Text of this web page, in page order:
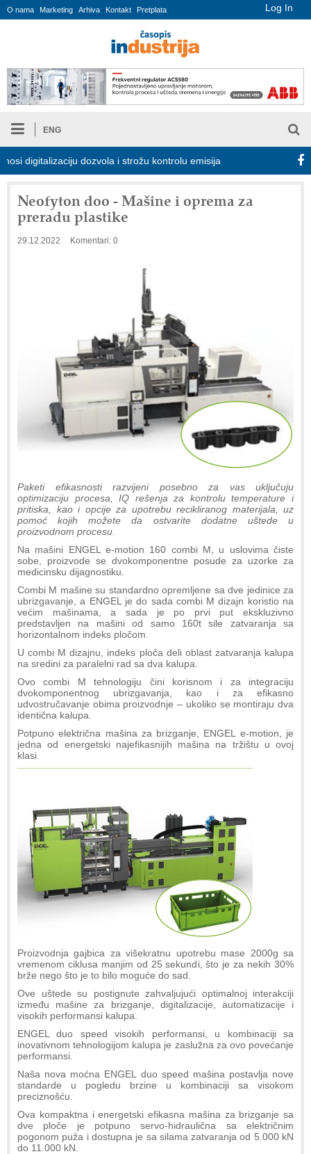
Log In
O nama Marketing Arhiva Kontakt Pretplata
ENG
dozvola i strožu kontrolu emisija Proizvodnja iC7
Neofyton doo - Mašine i oprema za
preradu plastike
29.12.2022 Komentari: 0
Paketi efikasnosti razvijeni posebno za vas uključuju
optimizaciju procesa, IQ rešenja za kontrolu temperature i
pritiska, kao i opcije za upotrebu recikliranog materijala, uz
pomoć kojih možete da ostvarite dodatne uštede u
proizvodnom procesu.
Na mašini ENGEL e-motion 160 combi M, u uslovima čiste
sobe, proizvode se dvokomponentne posude za uzorke za
medicinsku dijagnostiku.
Combi M mašine su standardno opremljene sa dve jedinice za
ubrizgavanje, a ENGEL je do sada combi M dizajn koristio na
većim mašinama, a sada je po prvi put ekskluzivno
predstavljen na mašini od samo 160t sile zatvaranja sa
horizontalnom indeks pločom.
U combi M dizajnu, indeks ploča deli oblast zatvaranja kalupa
na sredini za paralelni rad sa dva kalupa.
Ovo combi M tehnologiju čini korisnom i za integraciju
dvokomponentnog ubrizgavanja, kao i za efikasno
udvostručavanje obima proizvodnje – ukoliko se montiraju dva
identična kalupa.
Potpuno električna mašina za brizganje, ENGEL e-motion, je
jedna od energetski najefikasnijih mašina na tržištu u ovoj
klasi.
Proizvodnja gajbica za višekratnu upotrebu mase 2000g sa
vremenom ciklusa manjim od 25 sekundi, što je za nekih 30%
brže nego što je to bilo moguće do sad.
Ove uštede su postignute zahvaljujući optimalnoj interakciji
između mašine za brizganje, digitalizacije, automatizacije i
visokih performansi kalupa.
ENGEL duo speed visokih performansi, u kombinaciji sa
inovativnom tehnologijom kalupa je zaslužna za ovo povećanje
performansi.
Naša nova moćna ENGEL duo speed mašina postavlja nove
standarde u pogledu brzine u kombinaciji sa visokom
preciznošću.
Ova kompaktna i energetski efikasna mašina za brizganje sa
dve ploče je potpuno servo-hidraulična sa električnim
pogonom puža i dostupna je sa silama zatvaranja od 5.000 kN
do 11.000 kN.